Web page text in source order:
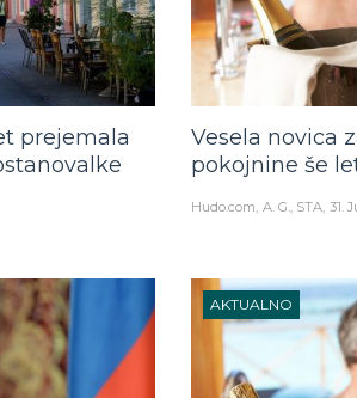
prejemala
Vesela novica
pokojnine še
Hudo.com A. G., STA 31.
AKTUALNO